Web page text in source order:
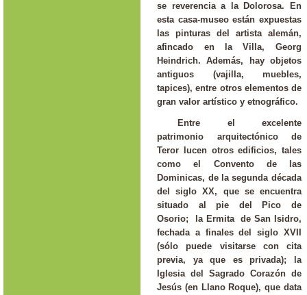
se reverencia a la Dolorosa. En
esta casa-museo están expuestas
las pinturas del artista alemán,
afincado en la Villa, Georg
Heindrich. Además, hay objetos
antiguos (vajilla, muebles,
tapices), entre otros elementos de
gran valor artístico y etnográfico.
Entre el excelente
patrimonio arquitectónico de
Teror lucen otros edificios, tales
como el Convento de las
Dominicas, de la segunda década
del siglo XX, que se encuentra
situado al pie del Pico de
Osorio; la Ermita de San Isidro,
fechada a finales del siglo XVII
(sólo puede visitarse con cita
previa, ya que es privada); la
Iglesia del Sagrado Corazón de
Jesús (en Llano Roque), que data